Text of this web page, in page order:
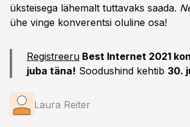
üksteisega lähemalt tuttavaks saada.
ühe vinge konverentsi oluline osa!
Registreeru Best Internet 2021
juba täna! Soodushind kehtib 30.
Laura Reiter